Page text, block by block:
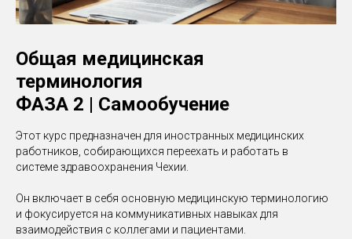
Общая медицинская
терминология
ФАЗА 2 | Самообучение
Этот курс предназначен для иностранных медицинских
работников, собирающихся переехать и работать в
системе здравоохранения Чехии.
Он включает в себя основную медицинскую терминологию
и фокусируется на коммуникативных навыках для
взаимодействия с коллегами и пациентами.